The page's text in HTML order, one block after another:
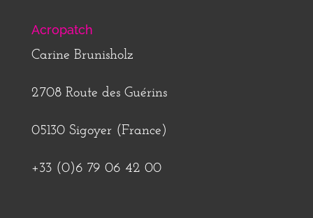
Acropatch
Carine Brunisholz
2708 Route des Guérins
05130 Sigoyer (France)
+33 (0)6 79 06 42 00